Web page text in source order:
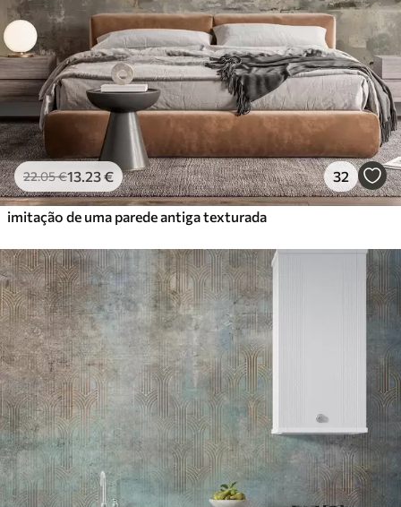
56.67 .00 /m²
Vinil Premium
65.0039.00€/m²
Peel and Stick
81.6749.00€/m²
22.05€13 .23€ 32
imitação de uma parede antiga texturada